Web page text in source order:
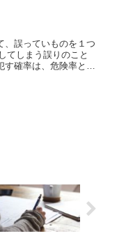
誤っていものを１つ
てしまう誤りのこと
確率は、危険率とも